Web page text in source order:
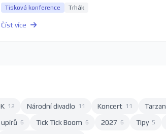
Tisková konference Trhák
Číst více
12 Národní divadlo 11 Koncert 11 Tarzan
upírů 6 Tick Tick Boom 6 2027 6 Tipy 5